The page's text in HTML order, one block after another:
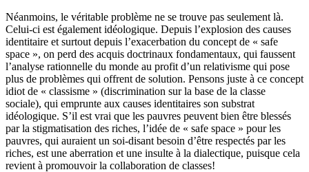
Néanmoins, le véritable problème ne se trouve pas seulement là.
Celui-ci est également idéologique. Depuis l’explosion des causes
identitaire et surtout depuis l’exacerbation du concept de « safe
space », on perd des acquis doctrinaux fondamentaux, qui faussent
l’analyse rationnelle du monde au profit d’un relativisme qui pose
plus de problèmes qui offrent de solution. Pensons juste à ce concept
idiot de « classisme » (discrimination sur la base de la classe
sociale), qui emprunte aux causes identitaires son substrat
idéologique. S’il est vrai que les pauvres peuvent bien être blessés
par la stigmatisation des riches, l’idée de « safe space » pour les
pauvres, qui auraient un soi-disant besoin d’être respectés par les
riches, est une aberration et une insulte à la dialectique, puisque cela
revient à promouvoir la collaboration de classes!